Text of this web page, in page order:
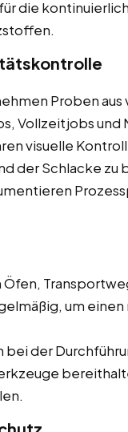
die
Proben
Vollzeitjobs und
visuelle
der Schlacke zu
um
bei der